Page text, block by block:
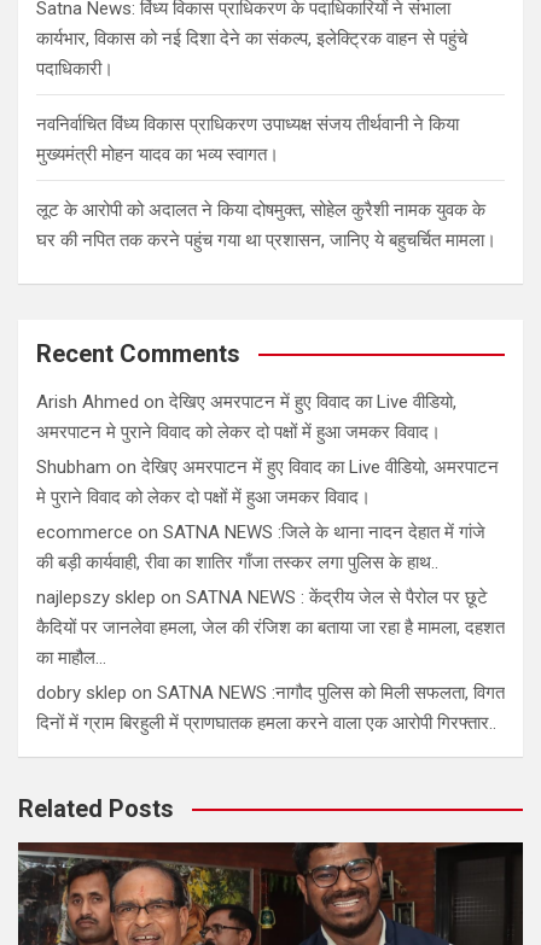
Satna News: विंध्य विकास प्राधिकरण के पदाधिकारियों ने संभाला
कार्यभार, विकास को नई दिशा देने का संकल्प, इलेक्ट्रिक वाहन से पहुंचे
पदाधिकारी।
नवनिर्वाचित विंध्य विकास प्राधिकरण उपाध्यक्ष संजय तीर्थवानी ने किया
मुख्यमंत्री मोहन यादव का भव्य स्वागत।
लूट के आरोपी को अदालत ने किया दोषमुक्त, सोहेल कुरैशी नामक युवक के
घर की नपित तक करने पहुंच गया था प्रशासन, जानिए ये बहुचर्चित मामला।
Recent Comments
Arish Ahmed onदेखिए अमरपाटन में हुए विवाद का Live वीडियो,
अमरपाटन मे पुराने विवाद को लेकर दो पक्षों में हुआ जमकर विवाद।
Shubham onदेखिए अमरपाटन में हुए विवाद का Live वीडियो, अमरपाटन
मे पुराने विवाद को लेकर दो पक्षों में हुआ जमकर विवाद।
ecommerce on SATNA NEWS :जिले के थाना नादन देहात में गांजे
की बड़ी कार्यवाही, रीवा का शातिर गाँजा तस्कर लगा पुलिस के हाथ..
najlepszy sklep on SATNA NEWS : केंद्रीय जेल से पैरोल पर छूटे
कैदियों पर जानलेवा हमला, जेल की रंजिश का बताया जा रहा है मामला, दहशत
का माहौल…
dobry sklep on SATNA NEWS :नागौद पुलिस को मिली सफलता, विगत
दिनों में ग्राम बिरहुली में प्राणघातक हमला करने वाला एक आरोपी गिरफ्तार..
Related Posts